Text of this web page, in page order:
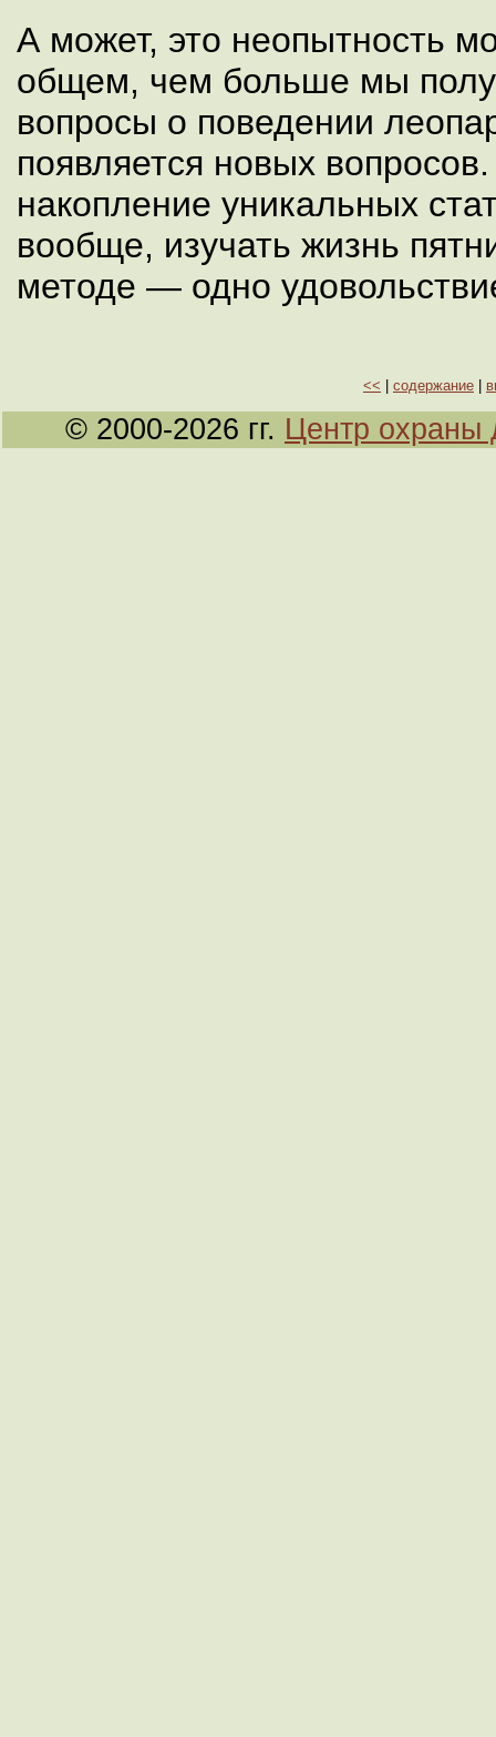
А может, это неопытность
общем, чем больше мы
вопросы о поведении
появляется новых
накопление уникальных
вообще, изучать жизнь
методе — одно
<< содержание
© 2000-2026 гг. Центр охраны